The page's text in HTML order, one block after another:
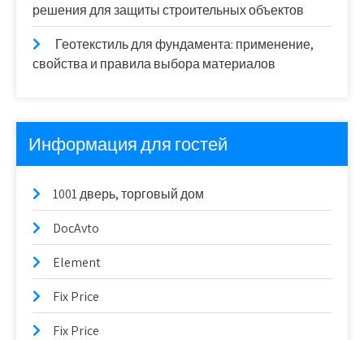
решения для защиты строительных объектов
Геотекстиль для фундамента: применение,
свойства и правила выбора материалов
Информация для гостей
1001 дверь, торговый дом
DocAvto
Element
Fix Price
Fix Price